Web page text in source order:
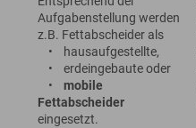
Aufgabenstellung werden
z.B. Fettabscheider als
• hausaufgestellte,
• erdeingebaute oder
• mobile
Fettabscheider
eingesetzt.